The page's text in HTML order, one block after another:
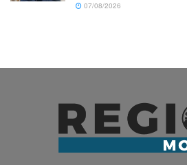
07/08/2026